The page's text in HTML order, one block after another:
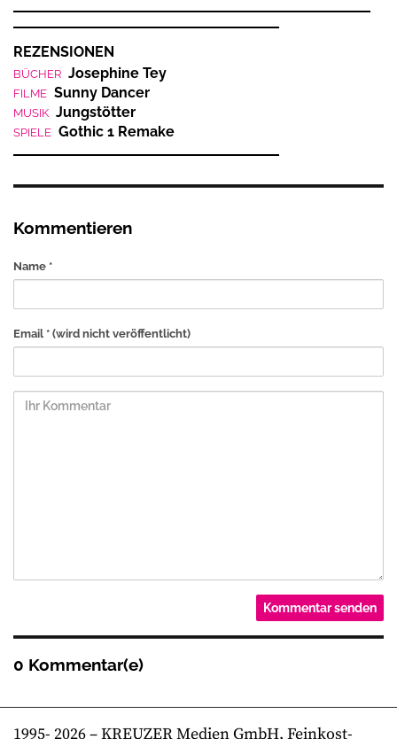
REZENSIONEN
BÜCHER Josephine Tey
FILME Sunny Dancer
MUSIK Jungstötter
SPIELE Gothic 1 Remake
Kommentieren
Name *
Email * (wird nicht veröffentlicht)
0 Kommentar(e)
1995- 2026– KREUZER Medien GmbH, Feinkost-